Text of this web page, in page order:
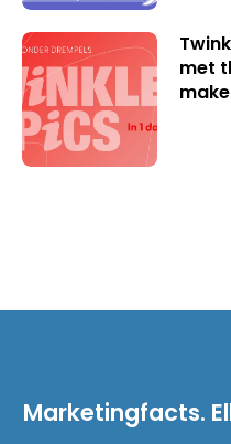
met
Marketingfacts.